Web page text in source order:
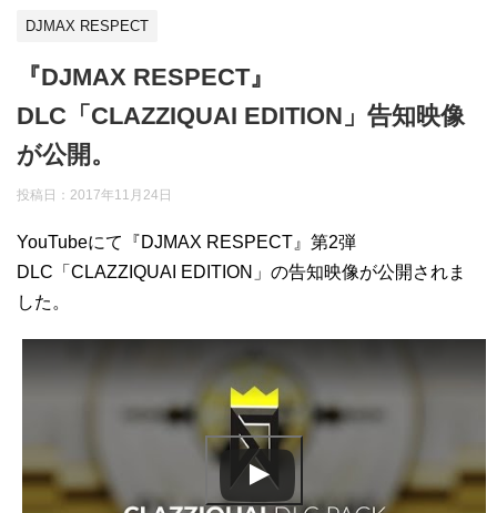
DJMAX RESPECT
『DJMAX RESPECT』
DLC「CLAZZIQUAI EDITION」告知映像
が公開。
投稿日： 2017年11月24日
YouTubeにて『DJMAX RESPECT』第2弾
DLC「CLAZZIQUAI EDITION」の告知映像が公開されま
した。
この動画を YouTube で視聴